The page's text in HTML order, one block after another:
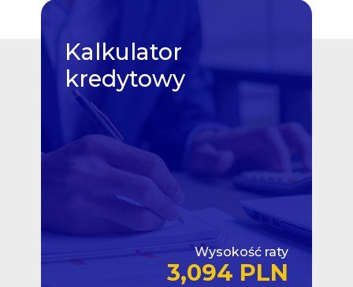
Kalkulator
kredytowy
Wysokość raty
3,094 PLN